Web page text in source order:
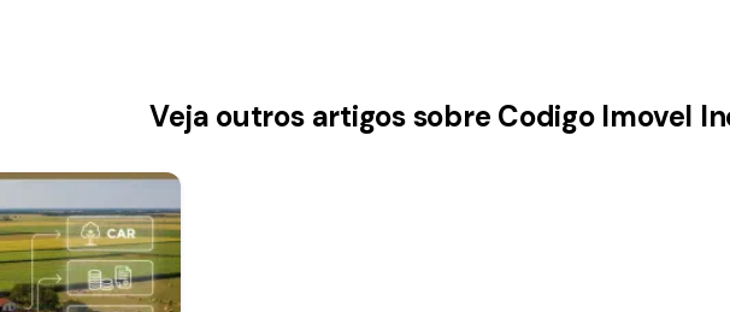
Veja outros artigos sobre Codigo Imovel